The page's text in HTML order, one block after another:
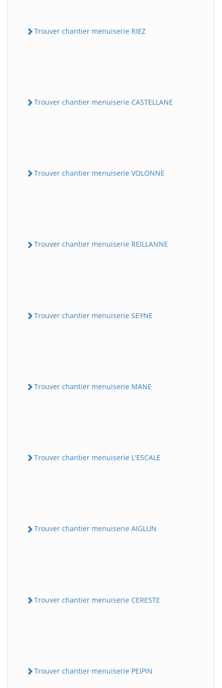
Trouver chantier menuiserie RIEZ
Trouver chantier menuiserie CASTELLANE
Trouver chantier menuiserie VOLONNE
Trouver chantier menuiserie REILLANNE
Trouver chantier menuiserie SEYNE
Trouver chantier menuiserie MANE
Trouver chantier menuiserie L'ESCALE
Trouver chantier menuiserie AIGLUN
Trouver chantier menuiserie CERESTE
Trouver chantier menuiserie PEIPIN